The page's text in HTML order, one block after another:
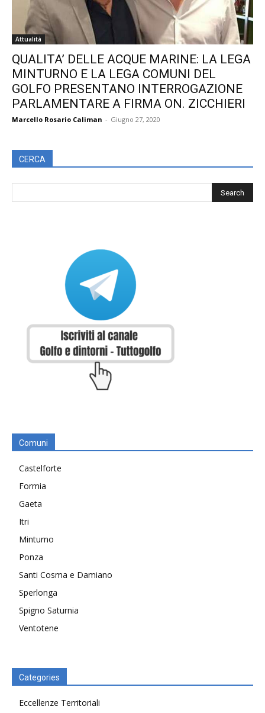
Attualità
QUALITA’ DELLE ACQUE MARINE: LA LEGA
MINTURNO E LA LEGA COMUNI DEL
GOLFO PRESENTANO INTERROGAZIONE
PARLAMENTARE A FIRMA ON. ZICCHIERI
Marcello Rosario Caliman - Giugno 27, 2020
CERCA
Comuni
Castelforte
Formia
Gaeta
Itri
Minturno
Ponza
Santi Cosma e Damiano
Sperlonga
Spigno Saturnia
Ventotene
Categories
Eccellenze Territoriali